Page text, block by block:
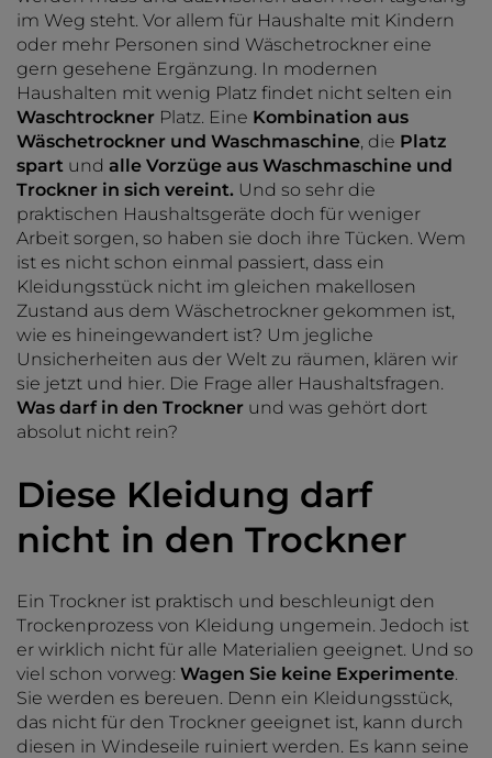
im Weg steht. Vor allem für Haushalte mit Kindern
oder mehr Personen sind Wäschetrockner eine
gern gesehene Ergänzung. In modernen
Haushalten mit wenig Platz findet nicht selten ein
Waschtrockner Platz. Eine Kombination aus
Wäschetrockner und Waschmaschine, die Platz
spart und alle Vorzüge aus Waschmaschine und
Trockner in sich vereint. Und so sehr die
praktischen Haushaltsgeräte doch für weniger
Arbeit sorgen, so haben sie doch ihre Tücken. Wem
ist es nicht schon einmal passiert, dass ein
Kleidungsstück nicht im gleichen makellosen
Zustand aus dem Wäschetrockner gekommen ist,
wie es hineingewandert ist? Um jegliche
Unsicherheiten aus der Welt zu räumen, klären wir
sie jetzt und hier. Die Frage aller Haushaltsfragen.
Was darf in den Trockner und was gehört dort
absolut nicht rein?
Diese Kleidung darf
nicht in den Trockner
Ein Trockner ist praktisch und beschleunigt den
Trockenprozess von Kleidung ungemein. Jedoch ist
er wirklich nicht für alle Materialien geeignet. Und so
viel schon vorweg: Wagen Sie keine Experimente.
Sie werden es bereuen. Denn ein Kleidungsstück,
das nicht für den Trockner geeignet ist, kann durch
diesen in Windeseile ruiniert werden. Es kann seine